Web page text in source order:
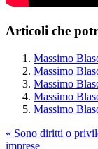
Articoli che
Massimo
Massimo
Massimo
Massimo
Massimo
« Sono diritti o
imprese